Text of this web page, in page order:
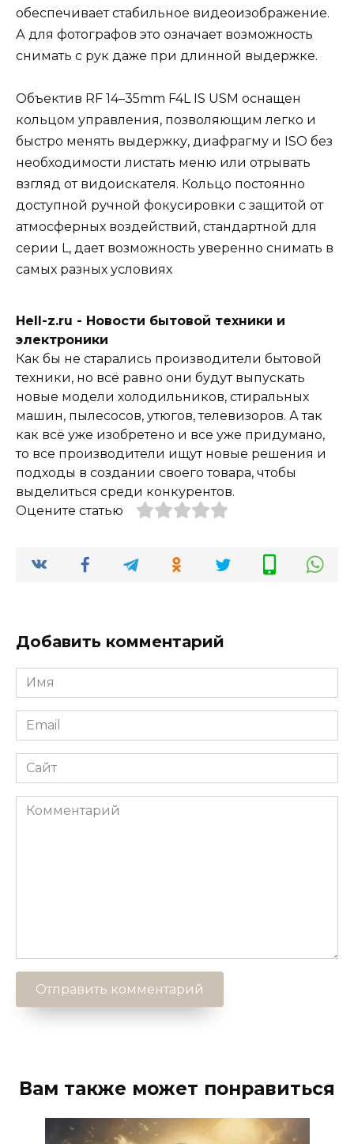
обеспечивает стабильное видеоизображение.
А для фотографов это означает возможность
снимать с рук даже при длинной выдержке.
Объектив RF 14–35mm F4L IS USM оснащен
кольцом управления, позволяющим легко и
быстро менять выдержку, диафрагму и ISO без
необходимости листать меню или отрывать
взгляд от видоискателя. Кольцо постоянно
доступной ручной фокусировки с защитой от
атмосферных воздействий, стандартной для
серии L, дает возможность уверенно снимать в
самых разных условиях
Hell-z.ru - Новости бытовой техники и
электроники
Как бы не старались производители бытовой
техники, но всё равно они будут выпускать
новые модели холодильников, стиральных
машин, пылесосов, утюгов, телевизоров. А так
как всё уже изобретено и все уже придумано,
то все производители ищут новые решения и
подходы в создании своего товара, чтобы
выделиться среди конкурентов.
Оцените статью
Добавить комментарий
Имя
*
Email
*
Сайт
Комментарий
Вам также может понравиться